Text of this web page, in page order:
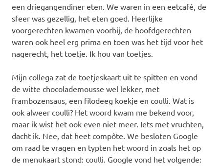
een driegangendiner eten. We waren in een eetcafé, de
sfeer was gezellig, het eten goed. Heerlijke
voorgerechten kwamen voorbij, de hoofdgerechten
waren ook heel erg prima en toen was het tijd voor het
nagerecht, het toetje. Ik hou van toetjes.
Mijn collega zat de toetjeskaart uit te spitten en vond
de witte chocolademousse wel lekker, met
frambozensaus, een filodeeg koekje en coulli. Wat is
ook alweer coulli? Het woord kwam me bekend voor,
maar ik wist het ook even niet meer. Iets met vruchten,
dacht ik. Nee, dat heet compôte. We besloten Google
om raad te vragen en typten het woord in zoals het op
de menukaart stond: coulli. Google vond het volgende: